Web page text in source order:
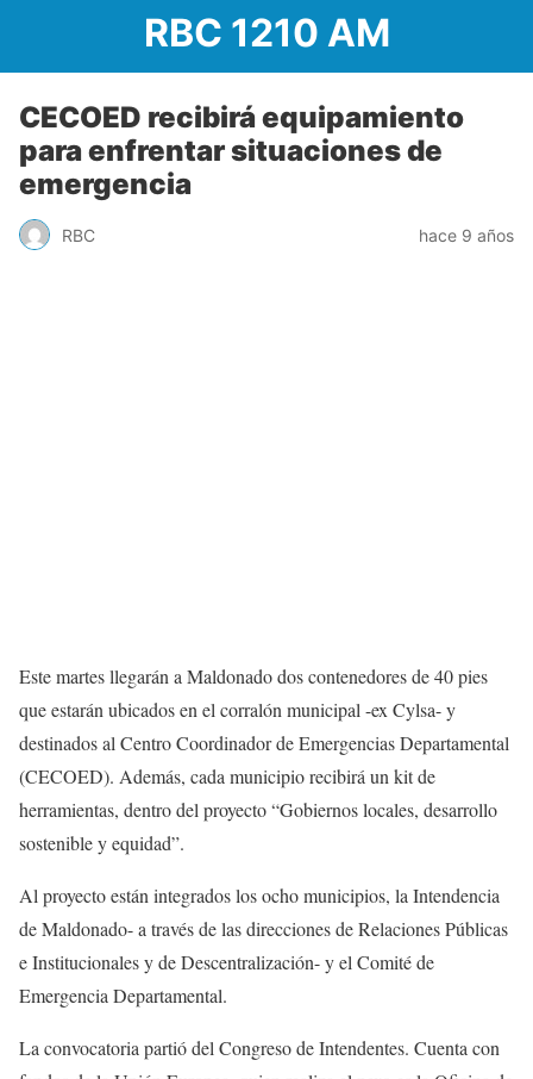
RBC 1210 AM
CECOED recibirá equipamiento
para enfrentar situaciones de
emergencia
RBC hace 9 años
Este martes llegarán a Maldonado dos contenedores de 40 pies
que estarán ubicados en el corralón municipal -ex Cylsa- y
destinados al Centro Coordinador de Emergencias Departamental
(CECOED). Además, cada municipio recibirá un kit de
herramientas, dentro del proyecto “Gobiernos locales, desarrollo
sostenible y equidad”.
Al proyecto están integrados los ocho municipios, la Intendencia
de Maldonado- a través de las direcciones de Relaciones Públicas
e Institucionales y de Descentralización- y el Comité de
Emergencia Departamental.
La convocatoria partió del Congreso de Intendentes. Cuenta con